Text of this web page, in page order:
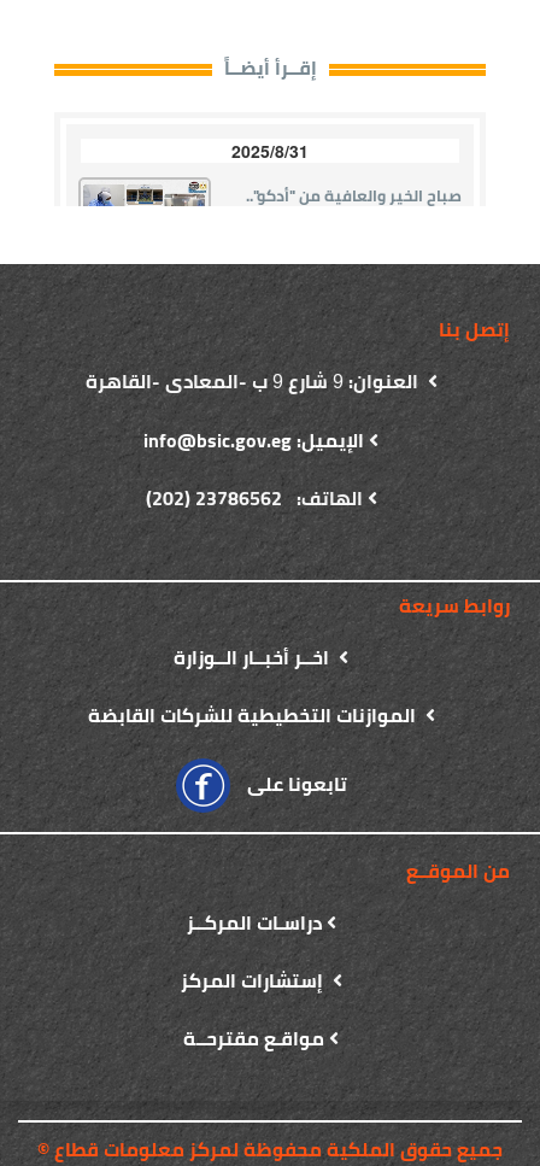
إتصل بنا
العنوان:9شارع9ب -المعادى -القاهرة
الإيميل: info@bsic.gov.eg
الهاتف: 23786562 (202)
روابط سريعة
اخــر أخبــار الــوزارة
الموازنات التخطيطية للشركات القابضة
تابعونا على
من الموقــع
دراسـات المركــز
إستشارات المركز
مواقـع مقترحــة
© جميع حقوق الملكية محفوظة لمركز معلومات قطاع